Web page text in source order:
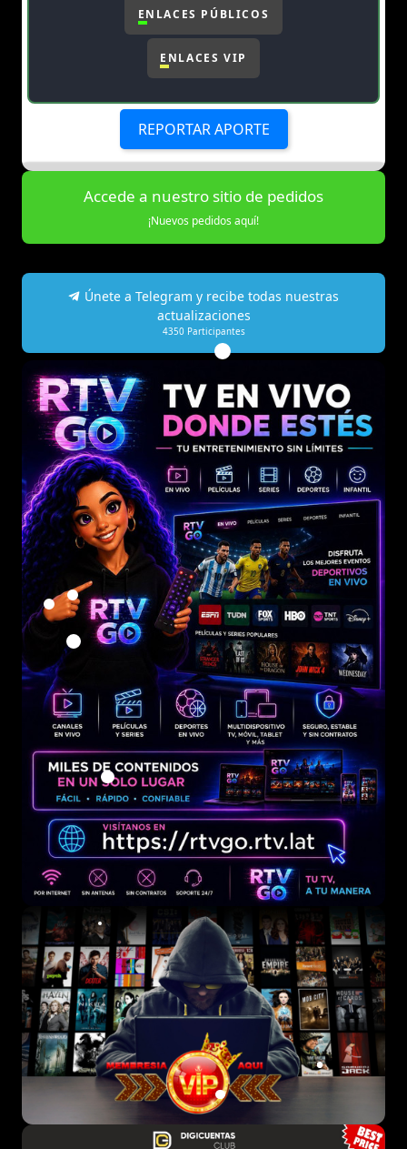
ENLACES PÚBLICOS
ENLACES VIP
REPORTAR APORTE
Accede a nuestro sitio de pedidos
¡Nuevos pedidos aquí!
Únete a Telegram y recibe todas nuestras
actualizaciones
4350 Participantes